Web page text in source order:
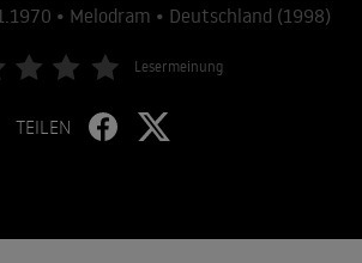
• Melodram • Deutschland (1998)
Lesermeinung
TEILEN